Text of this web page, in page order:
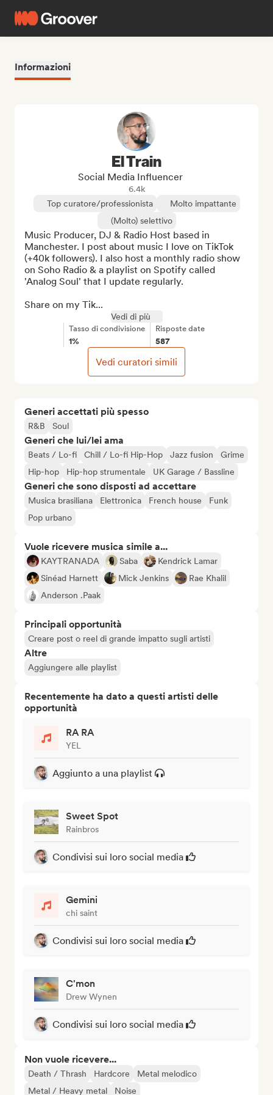
Informazioni
Generi accettati più spesso
R&B Soul
Generi che lui/lei ama
Beats / Lo-fi Chill / Lo-fi Hip-Hop Jazz fusion
Grime
Hip-hop
Hip-hop strumentale UK Garage / Bassline
Generi che sono disposti ad accettare
Musica brasiliana Elettronica French house
Funk
Pop urbano
Vuole ricevere musica simile a...
KAYTRANADA Saba
Kendrick Lamar
Sinéad Harnett
Mick Jenkins
Rae Khalil
Anderson .Paak
Principali opportunità
Creare post o reel di grande impatto sugli artisti
Altre
Aggiungere alle playlist
Recentemente ha dato a questi artisti delle
opportunità
RA RA
YEL
Aggiunto a una playlist
Sweet Spot
Rainbros
Condivisi sui loro social media
Gemini
chi saint
Condivisi sui loro social media
C'mon
Drew Wynen
Condivisi sui loro social media
Non vuole ricevere...
Death / Thrash Hardcore
Metal melodico
Metal / Heavy metal
Noise
El Train
Social Media Influencer
6.4k
Top curatore/professionista
Molto impattante
(Molto) selettivo
Music Producer, DJ & Radio Host based in
Manchester. I post about music I love on TikTok
(+40k followers). I also host a monthly radio show
on Soho Radio & a playlist on Spotify called
'Analog Soul' that I update regularly.
Share on my Tik...
Vedi di più
Tasso di condivisione
1%
Risposte date
587
Vedi curatori simili